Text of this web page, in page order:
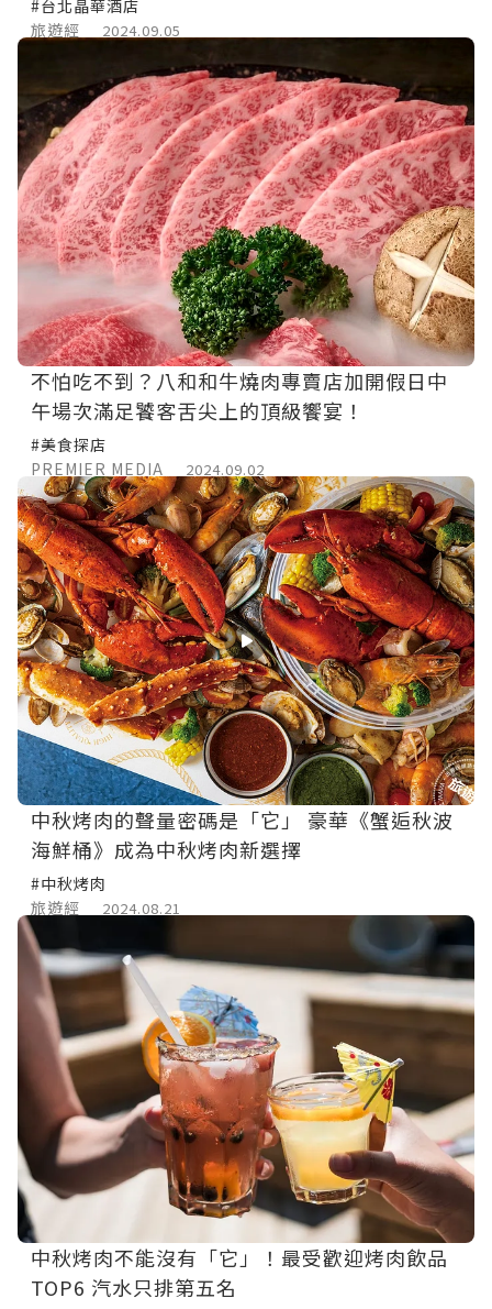
#台北晶華酒店
旅遊經
2024.09.05
不怕吃不到？八和和牛燒肉專賣店加開假日中
午場次滿足饕客舌尖上的頂級饗宴！
#美食探店
PREMIER MEDIA
2024.09.02
中秋烤肉的聲量密碼是「它」 豪華《蟹逅秋波
海鮮桶》成為中秋烤肉新選擇
#中秋烤肉
旅遊經
2024.08.21
中秋烤肉不能沒有「它」！最受歡迎烤肉飲品
TOP6 汽水只排第五名